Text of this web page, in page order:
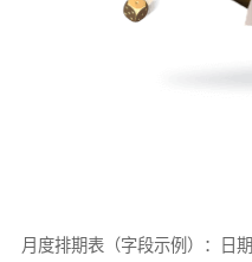
月度排期表（字段示例）：日